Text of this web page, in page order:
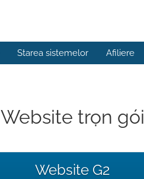
Starea sistemelor Afiliere
Website trọn gói
Website G2